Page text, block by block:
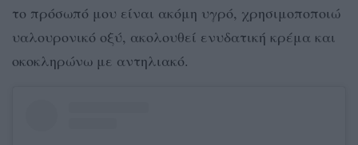
το πρόσωπό μου είναι ακόμη υγρό, χρησιμοποποιώ
υαλουρονικό οξύ, ακολουθεί ενυδατική κρέμα και
οκοκληρώνω με αντηλιακό.